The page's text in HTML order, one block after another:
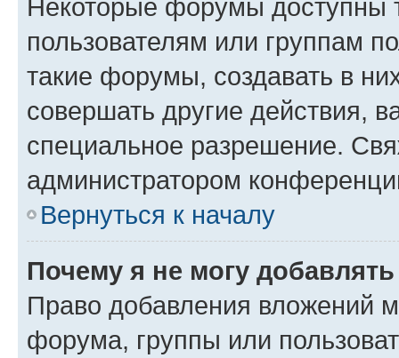
Некоторые форумы доступны
пользователям или группам
такие форумы, создавать в
совершать другие действия,
специальное разрешение.
администратором
Вернуться к началу
Почему я не могу
Право добавления вложений
форума, группы или